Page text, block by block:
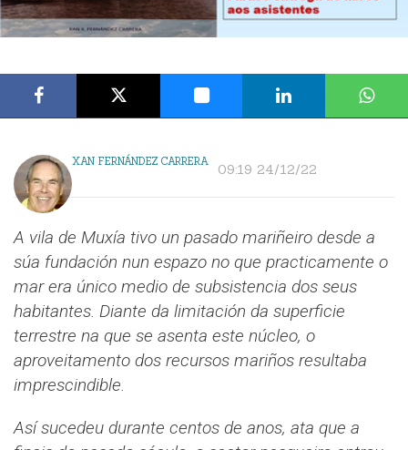
XAN FERNÁNDEZ CARRERA 09:19 24/12/22
A vila de Muxía tivo un pasado mariñeiro desde a
súa fundación nun espazo no que practicamente o
mar era único medio de subsistencia dos seus
habitantes. Diante da limitación da superficie
terrestre na que se asenta este núcleo, o
aproveitamento dos recursos mariños resultaba
imprescindible.
Así sucedeu durante centos de anos, ata que a